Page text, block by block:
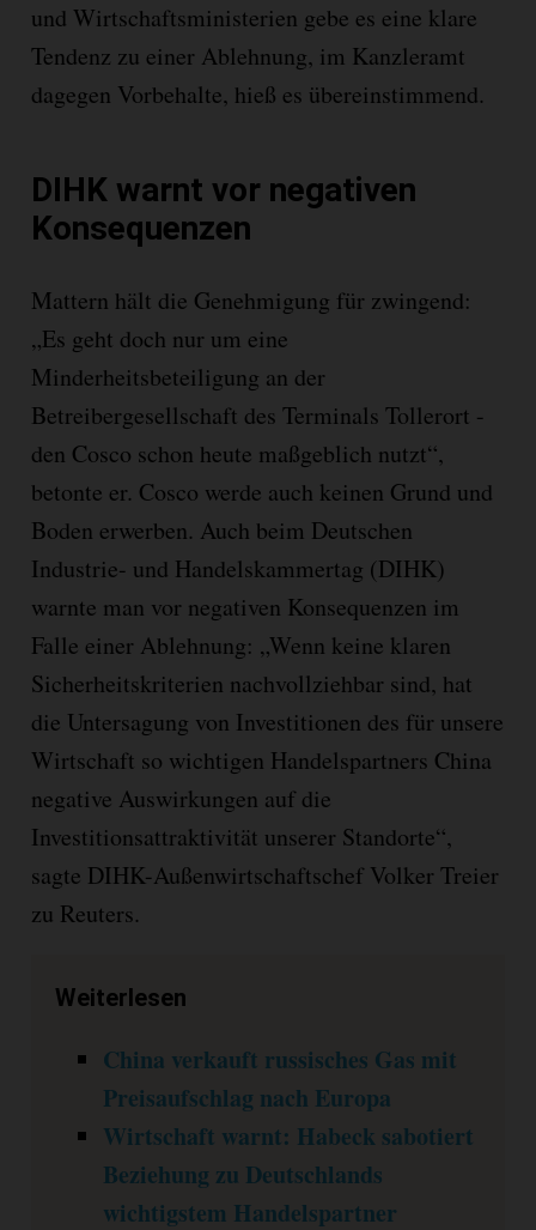
und Wirtschaftsministerien gebe es eine klare
Tendenz zu einer Ablehnung, im Kanzleramt
dagegen Vorbehalte, hieß es übereinstimmend.
DIHK warnt vor negativen
Konsequenzen
Mattern hält die Genehmigung für zwingend:
„Es geht doch nur um eine
Minderheitsbeteiligung an der
Betreibergesellschaft des Terminals Tollerort -
den Cosco schon heute maßgeblich nutzt“,
betonte er. Cosco werde auch keinen Grund und
Boden erwerben. Auch beim Deutschen
Industrie- und Handelskammertag (DIHK)
warnte man vor negativen Konsequenzen im
Falle einer Ablehnung: „Wenn keine klaren
Sicherheitskriterien nachvollziehbar sind, hat
die Untersagung von Investitionen des für unsere
Wirtschaft so wichtigen Handelspartners China
negative Auswirkungen auf die
Investitionsattraktivität unserer Standorte“,
sagte DIHK-Außenwirtschaftschef Volker Treier
zu Reuters.
Weiterlesen
China verkauft russisches Gas mit
Preisaufschlag nach Europa
Wirtschaft warnt: Habeck sabotiert
Beziehung zu Deutschlands
wichtigstem Handelspartner